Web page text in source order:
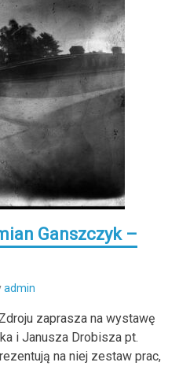
Ganszczyk –
admin
zaprasza na wystawę
i Janusza Drobisza pt.
na niej zestaw prac,